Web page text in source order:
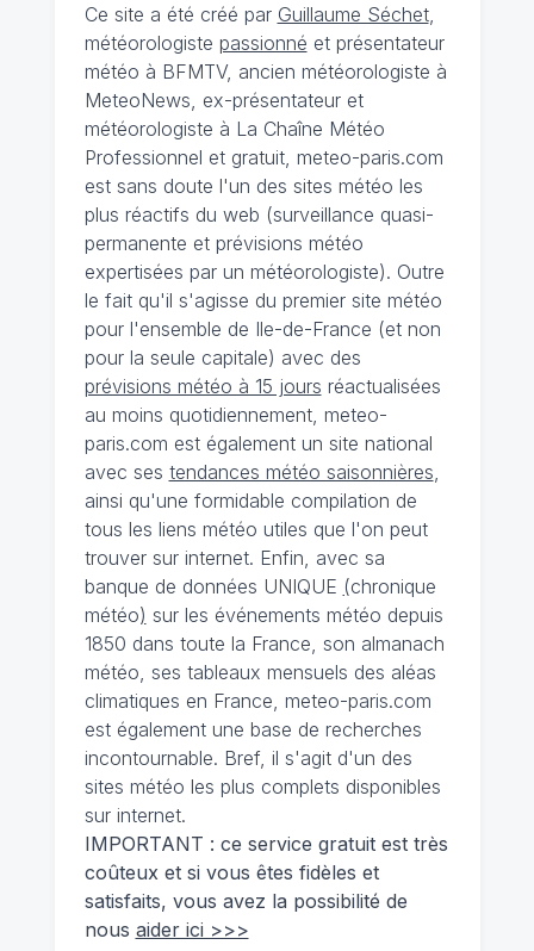
Ce site a été créé par Guillaume Séchet,
météorologiste passionné et présentateur
météo à BFMTV, ancien météorologiste à
MeteoNews, ex-présentateur et
météorologiste à La Chaîne Météo
Professionnel et gratuit, meteo-paris.com
est sans doute l'un des sites météo les
plus réactifs du web (surveillance quasi-
permanente et prévisions météo
expertisées par un météorologiste). Outre
le fait qu'il s'agisse du premier site météo
pour l'ensemble de Ile-de-France (et non
pour la seule capitale) avec des
prévisions météo à 15 jours réactualisées
au moins quotidiennement, meteo-
paris.com est également un site national
avec ses tendances météo saisonnières
ainsi qu'une formidable compilation de
tous les liens météo utiles que l'on peut
trouver sur internet. Enfin, avec sa
banque de données UNIQUE (chronique
météo) sur les événements météo depuis
1850 dans toute la France, son almanach
météo, ses tableaux mensuels des aléas
climatiques en France, meteo-paris.com
est également une base de recherches
incontournable. Bref, il s'agit d'un des
sites météo les plus complets disponibles
sur internet.
IMPORTANT : ce service gratuit est très
coûteux et si vous êtes fidèles et
satisfaits, vous avez la possibilité de
nous aider ici >>>